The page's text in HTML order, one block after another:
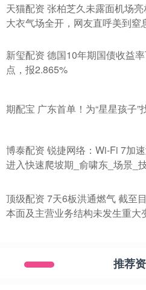
天猫配资 张柏芝久未露面机场
大衣气场全开，网友直呼美到窒
新玺配资 德国10年期国债收益
点，报2.865%
期配宝 广东首单！为“星星孩子”
博泰配资 锐捷网络：Wi-Fi 7加
进入快速爬坡期_俞啸东_场景_
顶级配资 7天6板洪通燃气 截至
本面及主营业务结构未发生重大
推荐